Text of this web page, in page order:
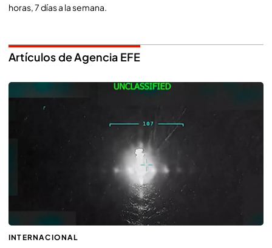
horas, 7 días a la semana.
Artículos de Agencia EFE
INTERNACIONAL